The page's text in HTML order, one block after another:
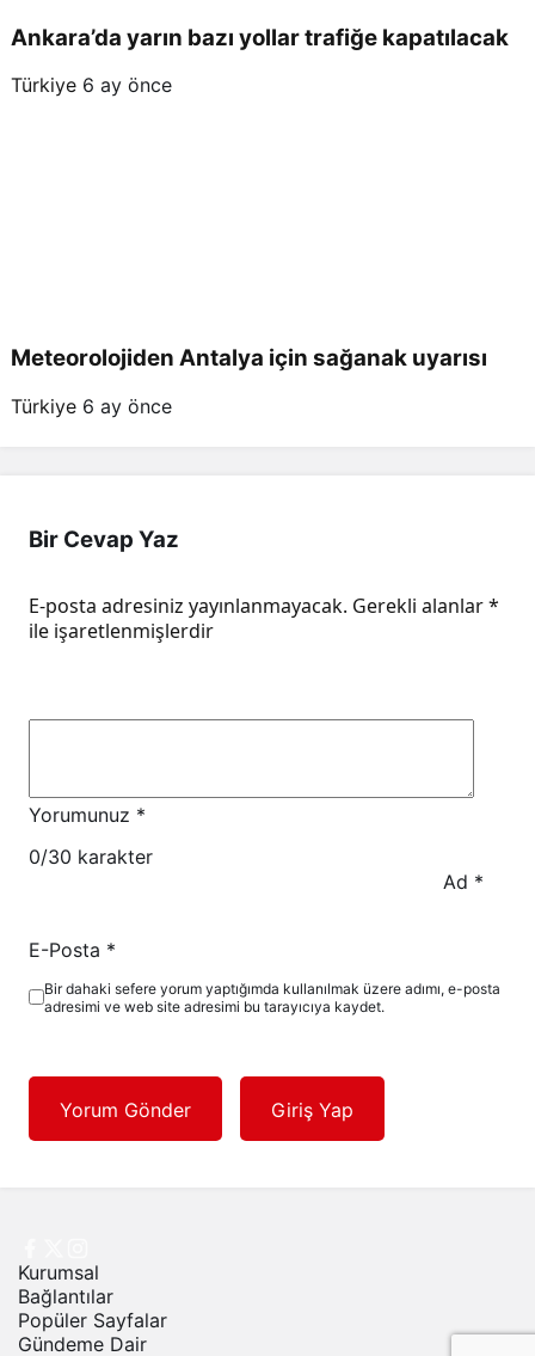
Ankara’da yarın bazı yollar trafiğe kapatılacak
Türkiye 6 ay önce
Meteorolojiden Antalya için sağanak uyarısı
Türkiye 6 ay önce
Bir Cevap Yaz
E-posta adresiniz yayınlanmayacak. Gerekli alanlar*
ile işaretlenmişlerdir
Yorumunuz *
0/30 karakter
Ad *
E-Posta *
Bir dahaki sefere yorum yaptığımda kullanılmak üzere adımı, e-posta
adresimi ve web site adresimi bu tarayıcıya kaydet.
Yorum Gönder Giriş Yap
Kurumsal
Bağlantılar
Popüler Sayfalar
Gündeme Dair